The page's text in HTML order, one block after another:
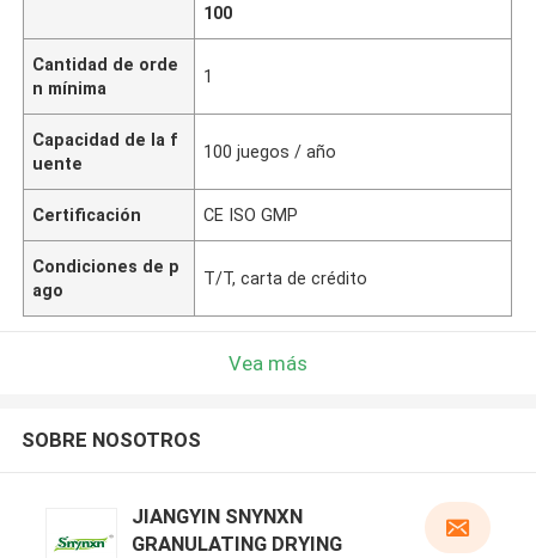
100
Cantidad de orde
n mínima
1
Capacidad de la f
uente
100 juegos / año
Certificación CE ISO GMP
Condiciones de p
ago
T/T, carta de crédito
Vea más
SOBRE NOSOTROS
JIANGYIN SNYNXN
GRANULATING DRYING